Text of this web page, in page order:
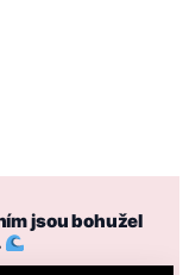
jsou bohužel